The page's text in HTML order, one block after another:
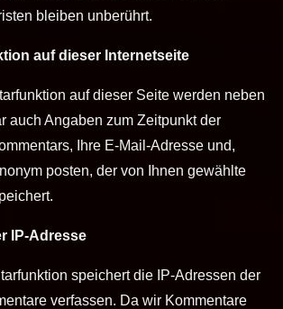
bleiben unberührt.
auf dieser Internetseite
auf dieser Seite werden neben
auch Angaben zum Zeitpunkt der
Ihre E-Mail-Adresse und,
posten, der von Ihnen gewählte
IP-Adresse
speichert die IP-Adressen der
verfassen. Da wir Kommentare